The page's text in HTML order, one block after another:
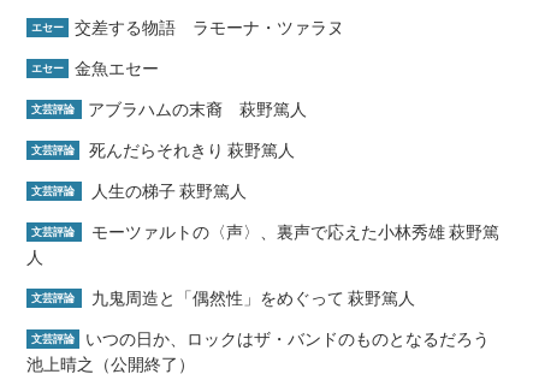
エセー 交差する物語 ラモーナ・ツァラヌ
エセー 金魚エセー
文芸評論 アブラハムの末裔 萩野篤人
文芸評論 死んだらそれきり 萩野篤人
文芸評論 人生の梯子 萩野篤人
文芸評論
モーツァルトの〈声〉、裏声で応えた小林秀雄 萩野篤
人
文芸評論 九鬼周造と「偶然性」をめぐって 萩野篤人
文芸評論
いつの日か、ロックはザ・バンドのものとなるだろう
池上晴之（公開終了）